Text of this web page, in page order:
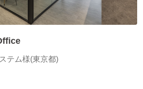
PARK – KAWARUBA"挑
イノベーション拠点